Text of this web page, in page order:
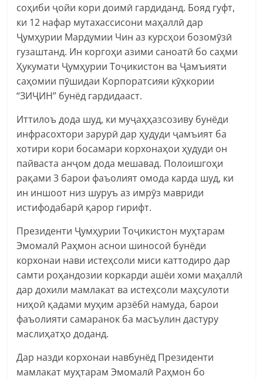
соҳиби ҷойи кори доимӣ гардиданд. Бояд гуфт,
ки 12 нафар мутахассисони маҳаллӣ дар
Ҷумҳурии Мардумии Чин аз курсҳои бозомӯзӣ
гузаштанд. Ин коргоҳи азими саноатӣ бо саҳми
Ҳукумати Ҷумҳурии Тоҷикистон ва Ҷамъияти
саҳомии пӯшидаи Корпоратсияи кӯҳкории
“ЗИҶИН” бунёд гардидааст.
Иттилоъ дода шуд, ки муҷаҳҳазсозиву бунёди
инфрасохтори зарурӣ дар ҳудуди ҷамъият ба
хотири кори босамари корхонаҳои ҳудуди он
пайваста анҷом дода мешавад. Полоишгоҳи
рақами 3 барои фаъолият омода карда шуд, ки
ин иншоот низ шуруъ аз имрӯз мавриди
истифодабарӣ қарор гирифт.
Президенти Ҷумҳурии Тоҷикистон муҳтарам
Эмомалӣ Раҳмон аснои шиносоӣ бунёди
корхонаи нави истеҳсоли миси каттодиро дар
самти роҳандозии коркарди ашёи хоми маҳаллӣ
дар дохили мамлакат ва истеҳсоли маҳсулоти
ниҳоӣ қадами муҳим арзёбӣ намуда, барои
фаъолияти самаранок ба масъулин дастуру
маслиҳатҳо доданд.
Дар назди корхонаи навбунёд Президенти
мамлакат муҳтарам Эмомалӣ Раҳмон бо